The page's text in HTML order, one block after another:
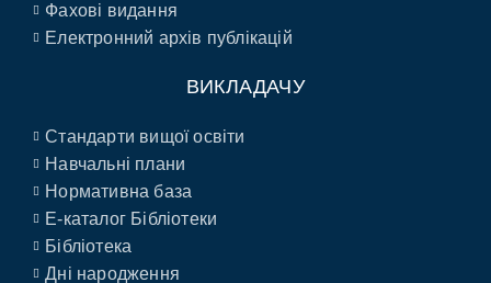
Фахові видання
Електронний архів публікацій
ВИКЛАДАЧУ
Стандарти вищої освіти
Навчальні плани
Нормативна база
E-каталог Бібліотеки
Бібліотека
Дні народження